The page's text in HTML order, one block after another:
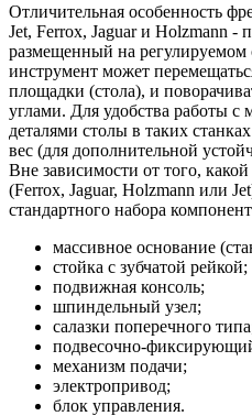
Отличительная особенность
Jet, Ferrox, Jaguar и Holzmann
размещенный на регулируемом
инструмент может
площадки (стола), и
углами. Для удобства работы
деталями столы в таких
вес (для дополнительной
Вне зависимости от того,
(Ferrox, Jaguar, Holzmann или
стандартного набора
массивное основание
стойка с зубчатой рейкой;
подвижная консоль;
шпиндельный узел;
салазки поперечного
подвесочно-
механизм подачи;
электропривод;
блок управления.